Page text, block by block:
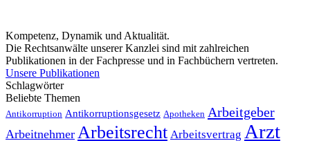
Kompetenz, Dynamik und Aktualität.
Die Rechtsanwälte unserer Kanzlei sind mit zahlreichen
Publikationen in der Fachpresse und in Fachbüchern vertreten.
Unsere Publikationen
Schlagwörter
Beliebte Themen
Antikorruption Antikorruptionsgesetz Apotheken Arbeitgeber
Arbeitnehmer Arbeitsrecht Arbeitsvertrag Arzt